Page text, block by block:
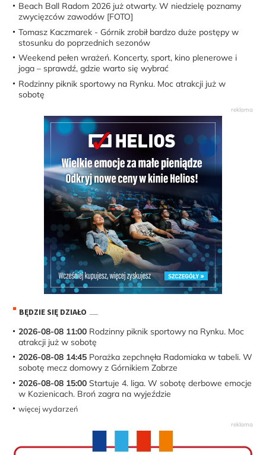
Beach Ball Radom 2026 już otwarty. W niedzielę poznamy
zwycięzców zawodów [FOTO]
Tomasz Kaczmarek - Górnik zrobił bardzo duże postępy w
stosunku do poprzednich sezonów
Weekend pełen wrażeń. Koncerty, sport, kino plenerowe i
joga – sprawdź, gdzie warto się wybrać
Rodzinny piknik sportowy na Rynku. Moc atrakcji już w
sobotę
BĘDZIE SIĘ DZIAŁO
2026-08-08 11:00 Rodzinny piknik sportowy na Rynku. Moc
atrakcji już w sobotę
2026-08-08 14:45 Porażka zepchnęła Radomiaka w tabeli. W
sobotę mecz domowy z Górnikiem Zabrze
2026-08-08 15:00 Startuje 4. liga. W sobotę derbowe emocje
w Kozienicach. Broń zagra na wyjeździe
więcej wydarzeń